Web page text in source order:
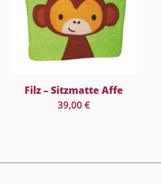
Filz – Sitzmatte Affe
39,00€